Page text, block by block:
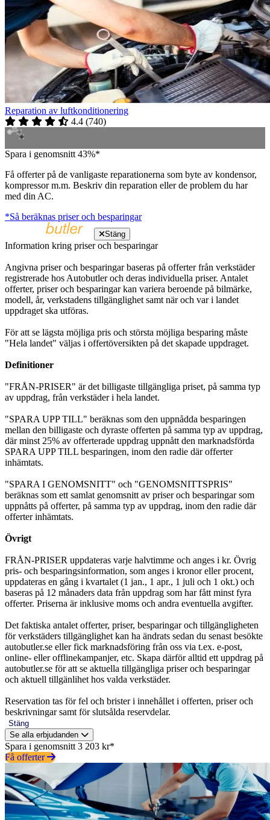
Reparation av luftkonditionering
4.4 (740)
Spara i genomsnitt 43%*
Få offerter på de vanligaste reparationerna som byte av kondensor,
kompressor m.m. Beskriv din reparation eller de problem du har
med din AC.
*Så beräknas priser och besparingar
Stäng
Information kring priser och besparingar
Angivna priser och besparingar baseras på offerter från verkstäder
registrerade hos Autobutler och deras individuella priser. Antalet
offerter, priser och besparingar kan variera beroende på bilmärke,
modell, år, verkstadens tillgänglighet samt när och var i landet
uppdraget ska utföras.
För att se lägsta möjliga pris och största möjliga besparing måste
"Hela landet" väljas i offertöversikten på det skapade uppdraget.
Definitioner
"FRÅN-PRISER" är det billigaste tillgängliga priset, på samma typ
av uppdrag, från verkstäder i hela landet.
"SPARA UPP TILL" beräknas som den uppnådda besparingen
mellan den billigaste och dyraste offerten på samma typ av uppdrag,
där minst 25% av offerterade uppdrag uppnått den marknadsförda
SPARA UPP TILL besparingen, inom den radie där offerter
inhämtats.
"SPARA I GENOMSNITT" och "GENOMSNITTSPRIS"
beräknas som ett samlat genomsnitt av priser och besparingar som
uppnåtts på offerter, på samma typ av uppdrag, inom den radie där
offerter inhämtats.
Övrigt
FRÅN-PRISER uppdateras varje halvtimme och anges i kr. Övrig
pris- och besparingsinformation, som anges i kronor eller procent,
uppdateras en gång i kvartalet (1 jan., 1 apr., 1 juli och 1 okt.) och
baseras på 12 månaders data från uppdrag som har fått minst fyra
offerter. Priserna är inklusive moms och andra eventuella avgifter.
Det faktiska antalet offerter, priser, besparingar och tillgängligheten
för verkstäders tillgänglighet kan ha ändrats sedan du senast besökte
autobutler.se eller fick marknadsföring från oss via t.ex. e-post,
online- eller offlinekampanjer, etc. Skapa därför alltid ett uppdrag på
autobutler.se för att se aktuella tillgängliga priser och besparingar
och aktuell tillgänlihet hos valda verkstäder.
Reservation tas för fel och brister i innehållet i offerten, priser och
beskrivningar samt för slutsålda reservdelar.
Stäng
Se alla erbjudanden
Spara i genomsnitt 3 203 kr*
Få offerter